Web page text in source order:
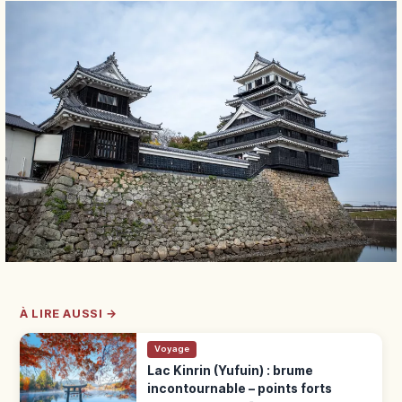
À LIRE AUSSI →
Voyage
Lac Kinrin (Yufuin) : brume
incontournable – points forts